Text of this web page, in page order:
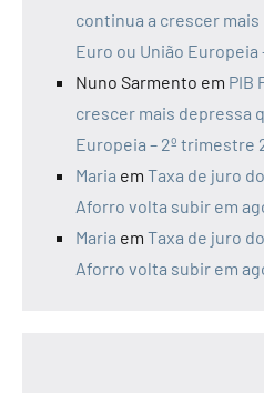
continua a crescer
Euro ou União
Nuno Sarmento em PIB
crescer mais depressa
Europeia – 2º trimestre
Maria em Taxa de juro
Aforro volta subir em
Maria em Taxa de juro
Aforro volta subir em